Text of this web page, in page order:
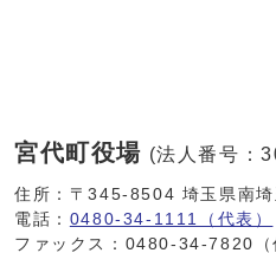
宮代町役場 (法人番号：
住所：〒345-8504 埼玉県南
電話： 0480-34-1111（代表）
ファックス：0480-34-7820（